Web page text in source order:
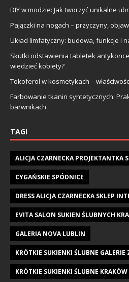
DIY w modzie: Jak tworzyć unikalne
Pajączki na nogach – przyczyny,
Układ limfatyczny: budowa, funkcje i
Skutki odstawienia tabletek
wiedzieć kobiety?
Tokoferol w kosmetykach –
Farbowanie tkanin syntetycznych:
barwnikach
TAGI
ALICJA CZARNECKA PROJEKTANTKA
CYGAŃSKIE SPÓDNICE
DRESS ALICJA CZARNECKA SKLEP
EVITA SALON SUKIEN ŚLUBNYCH
GALERIA NOVA LUBLIN
KRÓTKIE SUKIENKI ŚLUBNE GALERIE
KRÓTKIE SUKIENKI ŚLUBNE KRAKÓW